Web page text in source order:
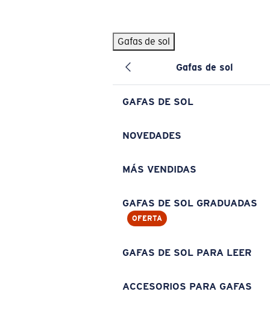
Gafas de sol
Gafas de sol
GAFAS DE SOL
NOVEDADES
MÁS VENDIDAS
GAFAS DE SOL GRADUADAS
OFERTA
GAFAS DE SOL PARA LEER
ACCESORIOS PARA GAFAS
BÚSQUEDAS POPULARES
Pilothouse PRO Limited Edition Pack Exclusivo
Gafas de sol personalizadas
Los más vendidos de gafas de sol